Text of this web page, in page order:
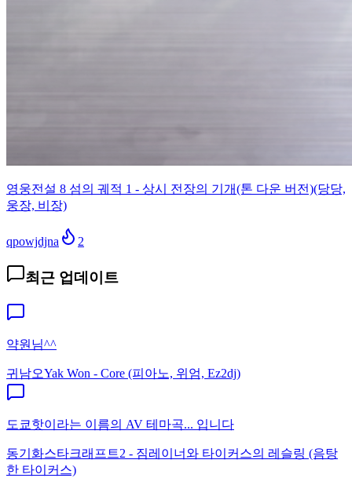
영웅전설 8 섬의 궤적 1 - 상시 전장의 기개(톤 다운 버전)(당당,
웅장, 비장)
qpowjdjna 2
최근 업데이트
약원님^^
귀남오Yak Won - Core (피아노, 위엄, Ez2dj)
도쿄핫이라는 이름의 AV 테마곡... 입니다
동기화스타크래프트2 - 짐레이너와 타이커스의 레슬링 (음탕
한 타이커스)